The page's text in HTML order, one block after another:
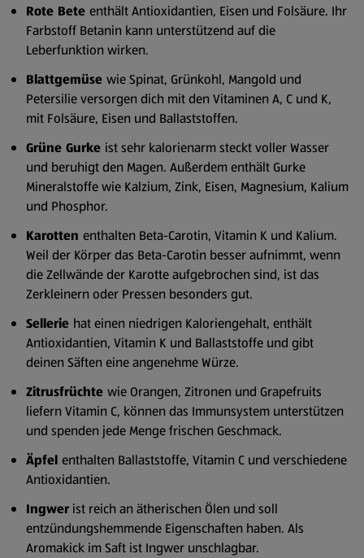
Rote Bete enthält Antioxidantien, Eisen und Folsäure. Ihr
Farbstoff Betanin kann unterstützend auf die
Leberfunktion wirken.
Blattgemüse wie Spinat, Grünkohl, Mangold und
Petersilie versorgen dich mit den Vitaminen A, C und K,
mit Folsäure, Eisen und Ballaststoffen.
Grüne Gurke ist sehr kalorienarm steckt voller Wasser
und beruhigt den Magen. Außerdem enthält Gurke
Mineralstoffe wie Kalzium, Zink, Eisen, Magnesium, Kalium
und Phosphor.
Karotten enthalten Beta-Carotin, Vitamin K und Kalium.
Weil der Körper das Beta-Carotin besser aufnimmt, wenn
die Zellwände der Karotte aufgebrochen sind, ist das
Zerkleinern oder Pressen besonders gut.
Sellerie hat einen niedrigen Kaloriengehalt, enthält
Antioxidantien, Vitamin K und Ballaststoffe und gibt
deinen Säften eine angenehme Würze.
Zitrusfrüchte wie Orangen, Zitronen und Grapefruits
liefern Vitamin C, können das Immunsystem unterstützen
und spenden jede Menge frischen Geschmack.
Äpfel enthalten Ballaststoffe, Vitamin C und verschiedene
Antioxidantien.
Ingwer ist reich an ätherischen Ölen und soll
entzündungshemmende Eigenschaften haben. Als
Aromakick im Saft ist Ingwer unschlagbar.